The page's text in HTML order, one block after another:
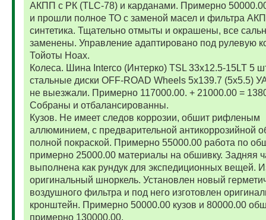
АКПП с РК (TLC-78) и карданами. Примерно
и прошли полное ТО с заменой масел и фильтра
синтетика. Тщательно отмыты и окрашены, все
заменены. Управление адаптировано под рулевую
Тойоты Ноах.
Колеса. Шина Interco (Интерко) TSL 33x12.5-15LT 5
стальные диски OFF-ROAD Wheels 5x139.7 (5x5.5)
не выезжали. Примерно 117000.00. + 21000.00 =
Собраны и отбалансированны.
Кузов. Не имеет следов коррозии, обшит рифленым
аллюминием, с предварительной антикоррозийной
полной покраской. Примерно 55000.00 работа по
примерно 25000.00 материалы на обшивку. Задняя
выполнена как рундук для экспедиционных вещей.
оригинальный шноркель. Установлен новый
воздушного фильтра и под него изготовлен
кронштейн. Примерно 50000.00 кузов и 80000.00
примерно 130000.00.